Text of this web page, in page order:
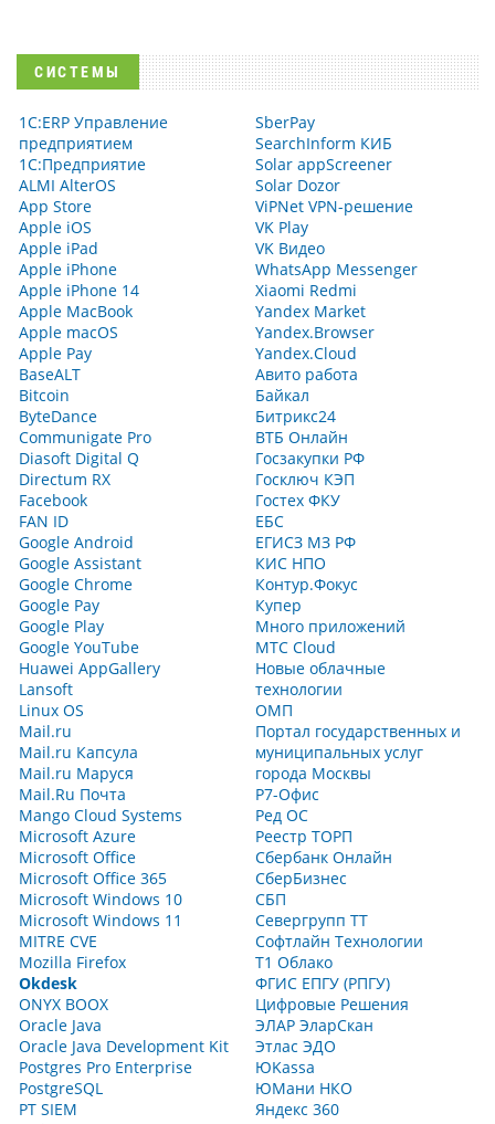
СИСТЕМЫ
1С:ERP Управление
предприятием
1С:Предприятие
ALMI AlterOS
App Store
Apple iOS
Apple iPad
Apple iPhone
Apple iPhone 14
Apple MacBook
Apple macOS
Apple Pay
BaseALT
Bitcoin
ByteDance
Communigate Pro
Diasoft Digital Q
Directum RX
Facebook
FAN ID
Google Android
Google Assistant
Google Chrome
Google Pay
Google Play
Google YouTube
Huawei AppGallery
Lansoft
Linux OS
Mail.ru
Mail.ru Капсула
Mail.ru Маруся
Mail.Ru Почта
Mango Cloud Systems
Microsoft Azure
Microsoft Office
Microsoft Office 365
Microsoft Windows 10
Microsoft Windows 11
MITRE CVE
Mozilla Firefox
Okdesk
ONYX BOOX
Oracle Java
Oracle Java Development Kit
Postgres Pro Enterprise
PostgreSQL
PT SIEM
SberPay
SearchInform КИБ
Solar appScreener
Solar Dozor
ViPNet VPN-решение
VK Play
VK Видео
WhatsApp Messenger
Xiaomi Redmi
Yandex Market
Yandex.Browser
Yandex.Cloud
Авито работа
Байкал
Битрикс24
ВТБ Онлайн
Госзакупки РФ
Госключ КЭП
Гостех ФКУ
ЕБС
ЕГИСЗ МЗ РФ
КИС НПО
Контур.Фокус
Купер
Много приложений
МТС Cloud
Новые облачные
технологии
ОМП
Портал государственных и
муниципальных услуг
города Москвы
Р7-Офис
Ред ОС
Реестр ТОРП
Сбербанк Онлайн
СберБизнес
СБП
Севергрупп ТТ
Софтлайн Технологии
Т1 Облако
ФГИС ЕПГУ (РПГУ)
Цифровые Решения
ЭЛАР ЭларСкан
Этлас ЭДО
ЮKassa
ЮМани НКО
Яндекс 360